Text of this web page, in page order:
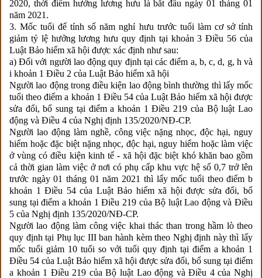
2020, thời điểm hưởng lương hưu là bắt đầu ngày 01 tháng 01
năm 2021.
3. Mốc tuổi để tính số năm nghỉ hưu trước tuổi làm cơ sở tính
giảm tỷ lệ hưởng lương hưu quy định tại khoản 3 Điều 56 của
Luật Bảo hiểm xã hội được xác định như sau:
a) Đối với người lao động quy định tại các điểm a, b, c, d, g, h và
i khoản 1 Điều 2 của Luật Bảo hiểm xã hội
Người lao động trong điều kiện lao động bình thường thì lấy mốc
tuổi theo điểm a khoản 1 Điều 54 của Luật Bảo hiểm xã hội được
sửa đổi, bổ sung tại điểm a khoản 1 Điều 219 của Bộ luật Lao
động và Điều 4 của Nghị định 135/2020/NĐ-CP.
Người lao động làm nghề, công việc nặng nhọc, độc hại, nguy
hiểm hoặc đặc biệt nặng nhọc, độc hại, nguy hiểm hoặc làm việc
ở vùng có điều kiện kinh tế - xã hội đặc biệt khó khăn bao gồm
cả thời gian làm việc ở nơi có phụ cấp khu vực hệ số 0,7 trở lên
trước ngày 01 tháng 01 năm 2021 thì lấy mốc tuổi theo điểm b
khoản 1 Điều 54 của Luật Bảo hiểm xã hội được sửa đổi, bổ
sung tại điểm a khoản 1 Điều 219 của Bộ luật Lao động và Điều
5 của Nghị định 135/2020/NĐ-CP.
Người lao động làm công việc khai thác than trong hầm lò theo
quy định tại Phụ lục III ban hành kèm theo Nghị định này thì lấy
mốc tuổi giảm 10 tuổi so với tuổi quy định tại điểm a khoản 1
Điều 54 của Luật Bảo hiểm xã hội được sửa đổi, bổ sung tại điểm
a khoản 1 Điều 219 của Bộ luật Lao động và Điều 4 của Nghị